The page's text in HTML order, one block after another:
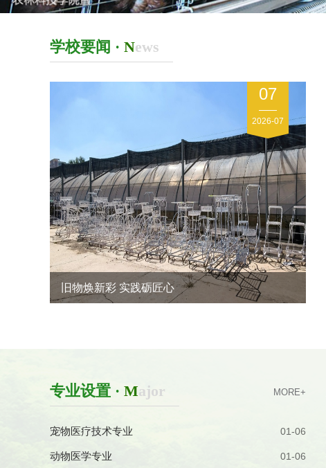
学校要闻 · News
旧物焕新彩 实践砺匠心
07
2026-07
专业设置 · Major MORE+
宠物医疗技术专业 01-06
动物医学专业 01-06